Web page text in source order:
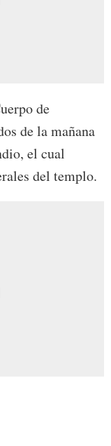
de
de la mañana
el cual
del templo.